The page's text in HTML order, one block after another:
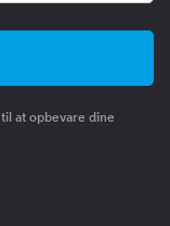
at opbevare dine